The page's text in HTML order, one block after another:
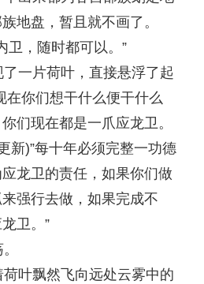
地盘，暂且就不画了。
，随时都可以。”
一片荷叶，直接悬浮了起
在你们想干什么便干什么
们现在都是一爪应龙卫。
新)”每十年必须完整一功德
龙卫的责任，如果你们做
强行去做，如果完成不
卫。”
叶飘然飞向远处云雾中的